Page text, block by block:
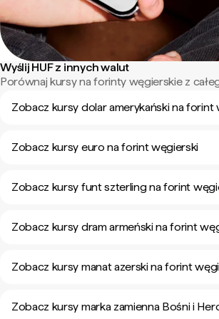
Wyślij HUF z innych walut
Porównaj kursy na forinty węgierskie z
Zobacz kursy dolar amerykański na forint
Zobacz kursy euro na forint węgierski
Zobacz kursy funt szterling na forint
Zobacz kursy dram armeński na forint
Zobacz kursy manat azerski na forint
Zobacz kursy marka zamienna Bośni i